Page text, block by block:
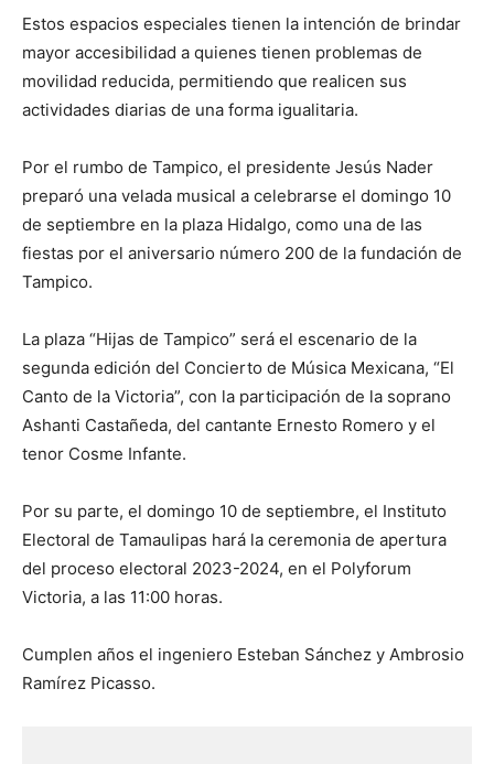
Estos espacios especiales tienen la intención de brindar
mayor accesibilidad a quienes tienen problemas de
movilidad reducida, permitiendo que realicen sus
actividades diarias de una forma igualitaria.
Por el rumbo de Tampico, el presidente Jesús Nader
preparó una velada musical a celebrarse el domingo 10
de septiembre en la plaza Hidalgo, como una de las
fiestas por el aniversario número 200 de la fundación de
Tampico.
La plaza “Hijas de Tampico” será el escenario de la
segunda edición del Concierto de Música Mexicana, “El
Canto de la Victoria”, con la participación de la soprano
Ashanti Castañeda, del cantante Ernesto Romero y el
tenor Cosme Infante.
Por su parte, el domingo 10 de septiembre, el Instituto
Electoral de Tamaulipas hará la ceremonia de apertura
del proceso electoral 2023-2024, en el Polyforum
Victoria, a las 11:00 horas.
Cumplen años el ingeniero Esteban Sánchez y Ambrosio
Ramírez Picasso.